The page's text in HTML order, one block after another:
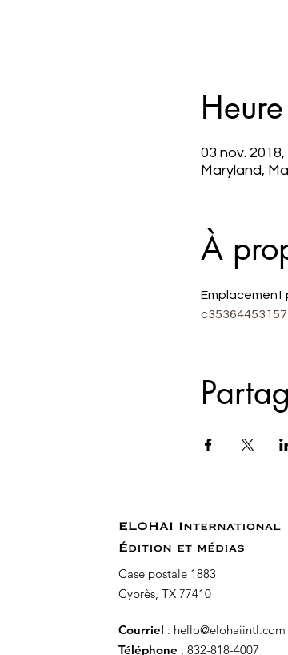
03 nov.
Maryland,
À
Emplacement
c35364453157
ELOHAI International
Édition et médias
Case postale 1883
Cyprès, TX 77410
Courriel : hello@elohaiintl.com
Téléphone : 832-818-4007